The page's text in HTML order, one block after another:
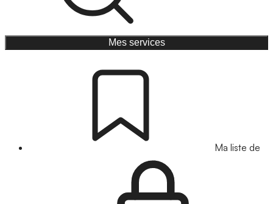
Mes services
Ma liste de